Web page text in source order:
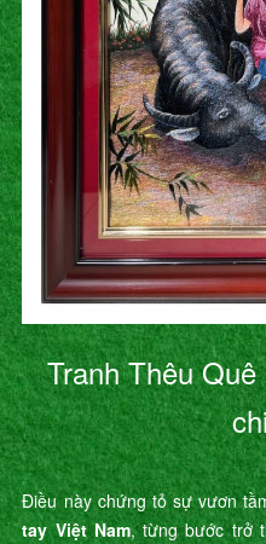
Tranh Thêu
Điều này chứng tỏ sự vươn
tay Việt Nam, từng bước trở